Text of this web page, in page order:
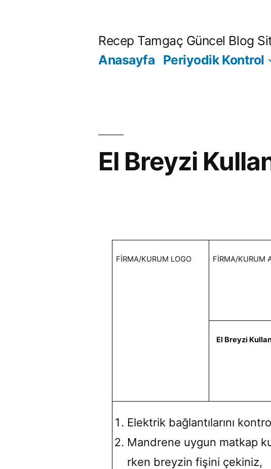
Recep Tamgaç Güncel Blog
Anasayfa Periyodik Kontrol
El Breyzi
FİRMA/KURUM LOGO FİRMA/KURUM
El Breyzi
Elektrik bağlantılarını
Mandrene uygun matkap
rken breyzin fişini çekiniz,